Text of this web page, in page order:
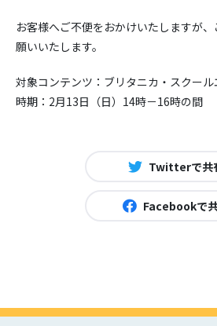
お客様へご不便をおかけいたしますが
願いいたします。
対象コンテンツ：ブリタニカ・スクール
時期：2月13日（日）14時－16時の間
Twitterで共
Facebookで